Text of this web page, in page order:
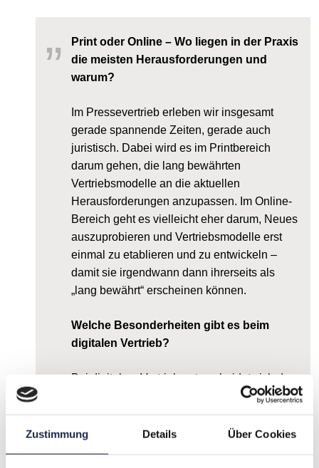
Zustimmung Details Über Cookies
Print oder Online – Wo liegen in der Praxis
die meisten Herausforderungen und
warum?
Im Pressevertrieb erleben wir insgesamt
gerade spannende Zeiten, gerade auch
juristisch. Dabei wird es im Printbereich
darum gehen, die lang bewährten
Vertriebsmodelle an die aktuellen
Herausforderungen anzupassen. Im Online-
Bereich geht es vielleicht eher darum, Neues
auszuprobieren und Vertriebsmodelle erst
einmal zu etablieren und zu entwickeln –
damit sie irgendwann dann ihrerseits als
„lang bewährt“ erscheinen können.
Welche Besonderheiten gibt es beim
digitalen Vertrieb?
Bei digitalem Vertrieb unterscheidet sich das
Produkt vom Printprodukt – und auch die
Möglichkeit, die Interessenten viel präziser
anzusteuern. Das hat auch Auswirkungen auf